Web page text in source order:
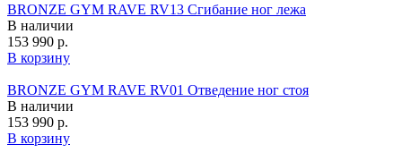
BRONZE GYM RAVE RV13 Сгибание ног лежа
В наличии
153 990 р.
В корзину
BRONZE GYM RAVE RV01 Отведение ног стоя
В наличии
153 990 р.
В корзину